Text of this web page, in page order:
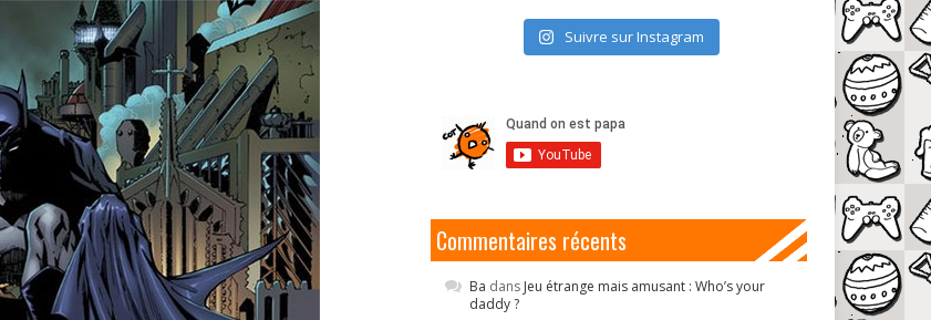
Suivre sur Instagram
Commentaires récents
Ba dans Jeu étrange mais amusant : Who’s your
daddy ?